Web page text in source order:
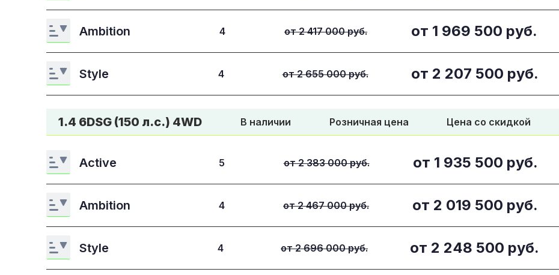
Ambition 4 от 2 417 000 руб. от 1 969 500 руб.
Style 4 от 2 655 000 руб. от 2 207 500 руб.
1.4 6DSG (150 л.с.) 4WD В наличии Розничная цена Цена со скидкой
Active 5 от 2 383 000 руб. от 1 935 500 руб.
Ambition 4 от 2 467 000 руб. от 2 019 500 руб.
Style 4 от 2 696 000 руб. от 2 248 500 руб.